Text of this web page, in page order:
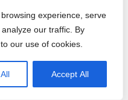
experience, serve
our traffic. By
our use of cookies.
Accept All